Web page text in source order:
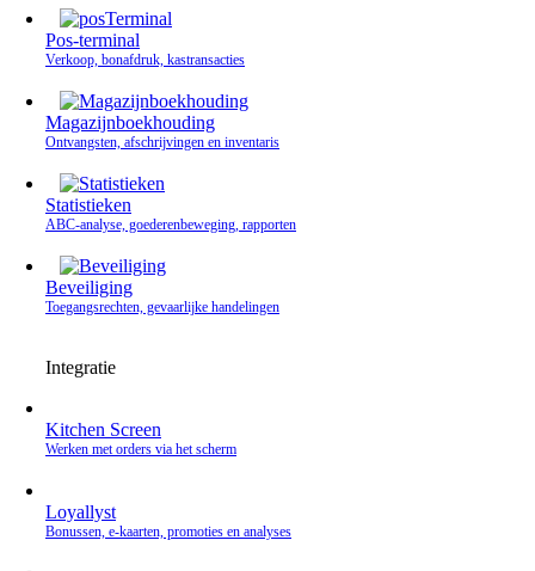
Pos-terminal
Verkoop, bonafdruk, kastransacties
Magazijnboekhouding
Ontvangsten, afschrijvingen en inventaris
Statistieken
ABC-analyse, goederenbeweging, rapporten
Beveiliging
Toegangsrechten, gevaarlijke handelingen
Integratie
Kitchen Screen
Werken met orders via het scherm
Loyallyst
Bonussen, e‑kaarten, promoties en analyses